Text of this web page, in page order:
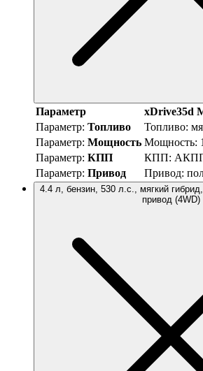
Параметр
xDrive35d
Параметр: Топливо Топливо:
Параметр: Мощность Мощность:
Параметр: КПП КПП:
Параметр: Привод Привод:
4.4 л, бензин, 530 л.с., мягкий
привод (4WD)